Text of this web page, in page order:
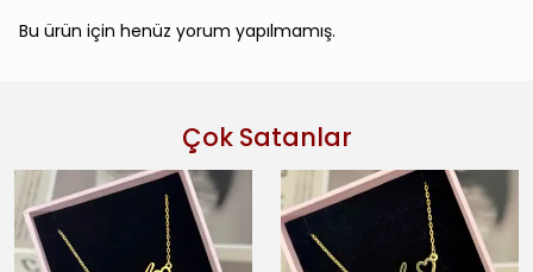
Bu ürün için henüz yorum yapılmamış.
Çok Satanlar